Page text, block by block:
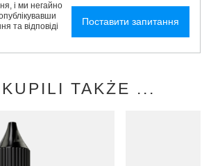
і ми негайно
та відповіді
Поставити запитання
TAKŻE ...